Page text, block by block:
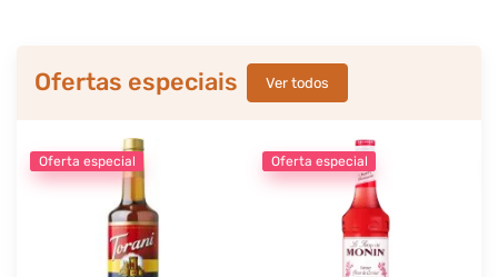
Ofertas especiais Ver todos
Oferta especial Oferta especial